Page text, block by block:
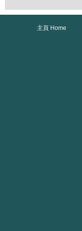
主頁 Home